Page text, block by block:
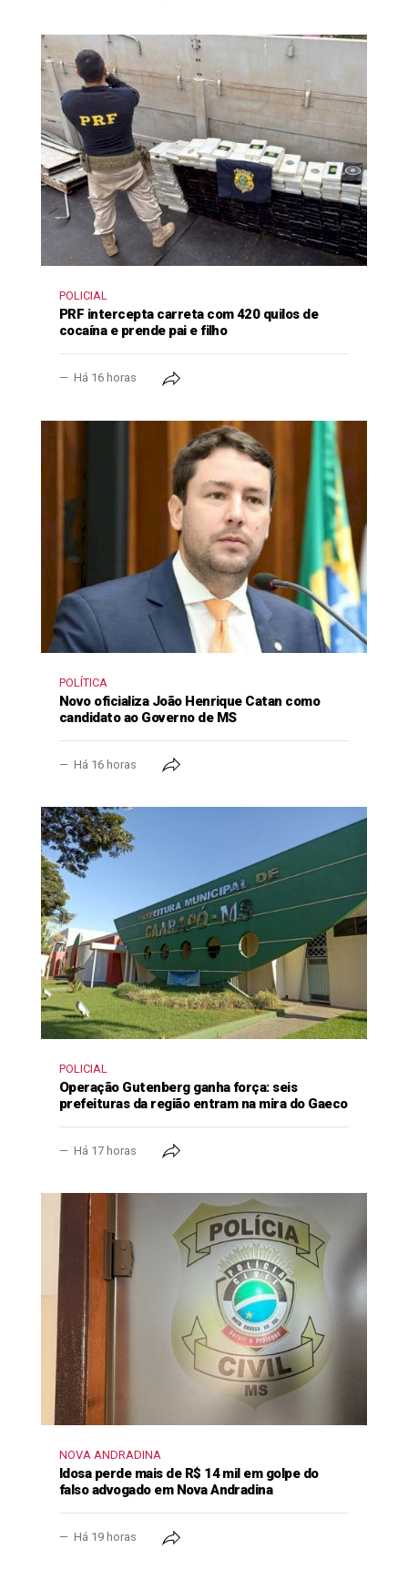
POLICIAL
PRF intercepta carreta com 420 quilos de
cocaína e prende pai e filho
Há 16 horas
POLÍTICA
Novo oficializa João Henrique Catan como
candidato ao Governo de MS
Há 16 horas
POLICIAL
Operação Gutenberg ganha força: seis
prefeituras da região entram na mira do Gaeco
Há 17 horas
NOVA ANDRADINA
Idosa perde mais de R$ 14 mil em golpe do
falso advogado em Nova Andradina
Há 19 horas